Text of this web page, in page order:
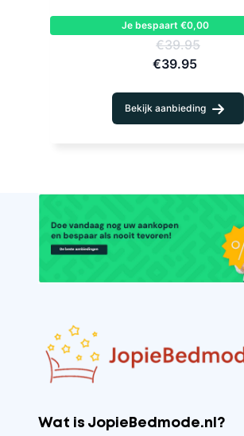
Je bespaart €0,00
€39.95
€39.95
Bekijk aanbieding
Wat is JopieBedmode.nl?